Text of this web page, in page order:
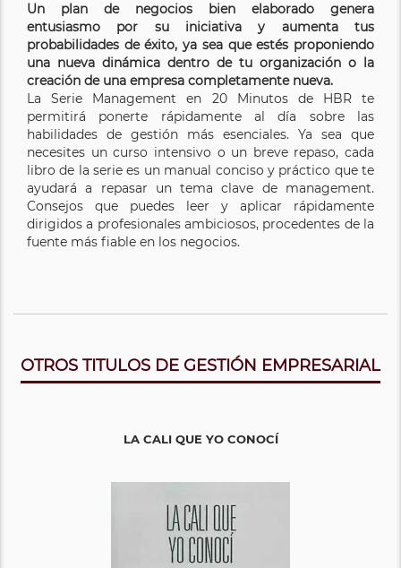
Un plan de negocios bien elaborado genera
entusiasmo por su iniciativa y aumenta tus
probabilidades de éxito, ya sea que estés proponiendo
una nueva dinámica dentro de tu organización o la
creación de una empresa completamente nueva.
La Serie Management en 20 Minutos de HBR te
permitirá ponerte rápidamente al día sobre las
habilidades de gestión más esenciales. Ya sea que
necesites un curso intensivo o un breve repaso, cada
libro de la serie es un manual conciso y práctico que te
ayudará a repasar un tema clave de management.
Consejos que puedes leer y aplicar rápidamente
dirigidos a profesionales ambiciosos, procedentes de la
fuente más fiable en los negocios.
OTROS TITULOS DE GESTIÓN EMPRESARIAL
LA CALI QUE YO CONOCÍ